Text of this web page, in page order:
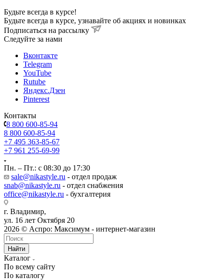
Будьте всегда в курсе!
Будьте всегда в курсе, узнавайте об акциях и новинках
Подписаться на рассылку
Cледуйте за нами
Вконтакте
Telegram
YouTube
Rutube
Яндекс.Дзен
Pinterest
Контакты
8 800 600-85-94
8 800 600-85-94
+7 495 363-85-67
+7 961 255-69-99
Пн. – Пт.: с 08:30 до 17:30
sale@nikastyle.ru - отдел продаж
snab@nikastyle.ru - отдел снабжения
office@nikastyle.ru - бухгалтерия
г. Владимир,
ул. 16 лет Октября 20
2026 © Аспро: Максимум - интернет-магазин
Найти
Каталог
По всему сайту
По каталогу